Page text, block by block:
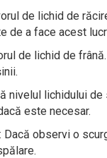
de lichid de
de a face acest
de lichid de
nivelul lichidului
este necesar.
: Dacă observi o